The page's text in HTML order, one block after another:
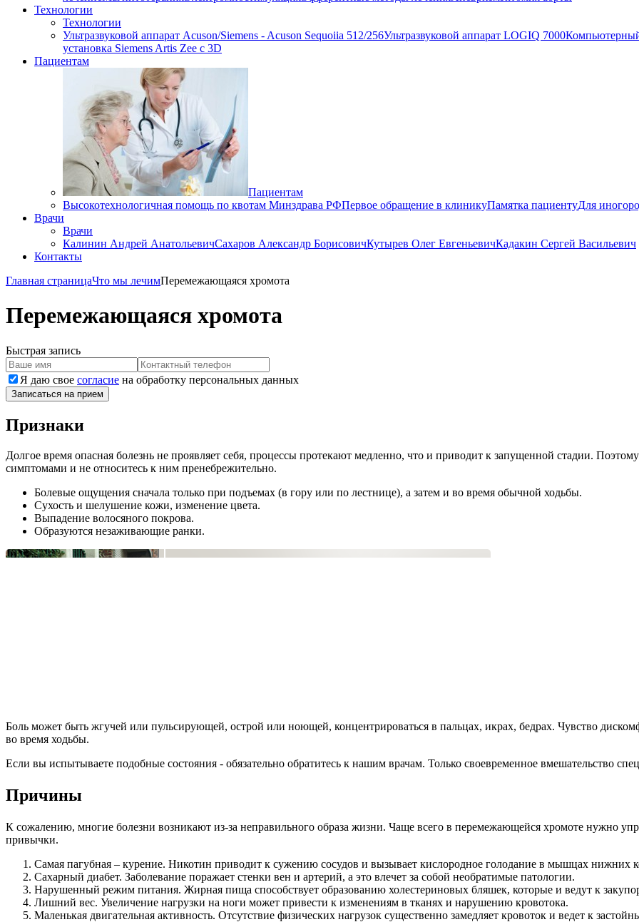
Технологии
Технологии
Ультразвуковой аппарат Acuson/Siemens - Acuson Sequoiia 512/256Ультразвуковой аппарат LOGIQ 7000Компьютерный
установка Siemens Artis Zee с 3D
Пациентам
Пациентам
Высокотехнологичная помощь по квотам Минздрава РФПервое обращение в клиникуПамятка пациентуДля
Врачи
Врачи
Калинин Андрей АнатольевичСахаров Александр БорисовичКутырев Олег ЕвгеньевичКадакин Сергей Васильевич
Контакты
Главная страницаЧто мы лечимПеремежающаяся хромота
Перемежающаяся хромота
Быстрая запись
Я даю свое согласие на обработку персональных данных
Записаться на прием
Признаки
Долгое время опасная болезнь не проявляет себя, процессы протекают медленно, что и приводит к запущенной стадии.
симптомами и не относитесь к ним пренебрежительно.
Болевые ощущения сначала только при подъемах (в гору или по лестнице), а затем и во время обычной ходьбы.
Сухость и шелушение кожи, изменение цвета.
Выпадение волосяного покрова.
Образуются незаживающие ранки.
Боль может быть жгучей или пульсирующей, острой или ноющей, концентрироваться в пальцах, икрах, бедрах. Чувство
во время ходьбы.
Если вы испытываете подобные состояния - обязательно обратитесь к нашим врачам. Только своевременное вмешательство
Причины
К сожалению, многие болезни возникают из-за неправильного образа жизни. Чаще всего в перемежающейся хромоте нужно
привычки.
Самая пагубная – курение. Никотин приводит к сужению сосудов и вызывает кислородное голодание в мышцах нижних
Сахарный диабет. Заболевание поражает стенки вен и артерий, а это влечет за собой необратимые патологии.
Нарушенный режим питания. Жирная пища способствует образованию холестериновых бляшек, которые и ведут к
Лишний вес. Увеличение нагрузки на ноги может привести к изменениям в тканях и нарушению кровотока.
Маленькая двигательная активность. Отсутствие физических нагрузок существенно замедляет кровоток и ведет к